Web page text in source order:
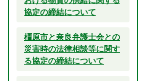
協定の締結について
橿原市と奈良弁護士会との
災害時の法律相談等に関す
る協定の締結について